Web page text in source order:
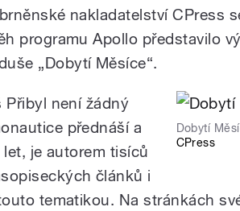
nakladatelství CPress
programu Apollo představilo
„Dobytí Měsíce“.
Dobytí
CPress
Přibyl není žádný
přednáší a
je autorem tisíců
článků i
tematikou. Na stránkách